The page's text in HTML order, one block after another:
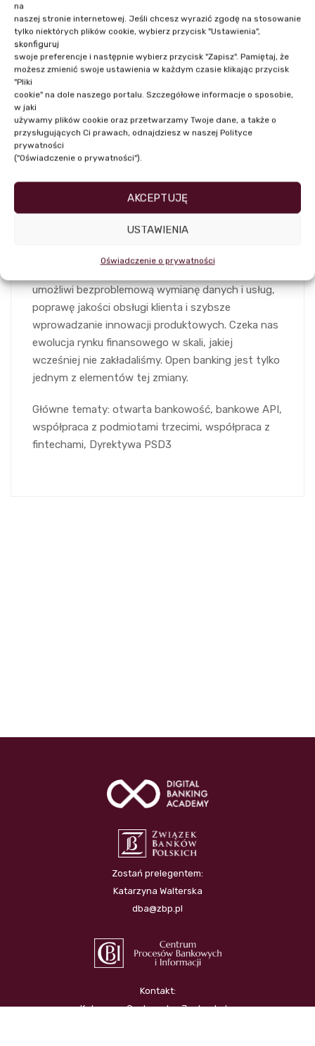
na
naszej stronie internetowej. Jeśli chcesz wyrazić zgodę na stosowanie
tylko niektórych plików cookie, wybierz przycisk "Ustawienia",
skonfiguruj
swoje preferencje i następnie wybierz przycisk "Zapisz". Pamiętaj, że
możesz zmienić swoje ustawienia w każdym czasie klikając przycisk
"Pliki
cookie" na dole naszego portalu. Szczegółowe informacje o sposobie,
w jaki
używamy plików cookie oraz przetwarzamy Twoje dane, a także o
przysługujących Ci prawach, odnajdziesz w naszej Polityce
prywatności
("Oświadczenie o prywatności").
AKCEPTUJĘ
USTAWIENIA
Oświadczenie o prywatności
Opis
14 września 2019 r. weszła w życie dyrektywa
bankingu, który nie osiągnął jeszcze pełnej
dojrzałości. Już teraz wchodzimy w erę Open X
będącej wyższym poziomem rozwoju bankowości i
całego systemu finansowego. Open X to
możliwość dla wszystkich podmiotów
wykorzystania tego, co jest w nich najlepsze, a
przede wszystkim możliwość połączenia sił
skuteczną, ustrukturyzowaną formą współpracy,
wspieraną przez standaryzację interfejsu API i
umożliwi bezproblemową wymianę danych i usług,
poprawę jakości obsługi klienta i szybsze
wprowadzanie innowacji produktowych. Czeka nas
ewolucja rynku finansowego w skali, jakiej
wcześniej nie zakładaliśmy. Open banking jest tylko
jednym z elementów tej zmiany.
Główne tematy: otwarta bankowość, bankowe API,
współpraca z podmiotami trzecimi, współpraca z
fintechami, Dyrektywa PSD3
Zostań prelegentem:
Katarzyna Walterska
dba@zbp.pl
Kontakt:
Katarzyna Cechowska-Jastrzębska